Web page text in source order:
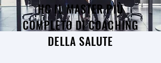
HC IL MASTER PIÙ
COMPLETO DI COACHING
DELLA SALUTE